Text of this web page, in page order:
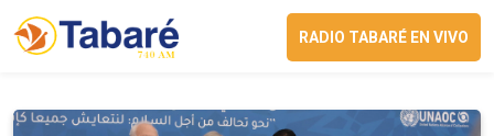
RADIO TABARÉ EN VIVO